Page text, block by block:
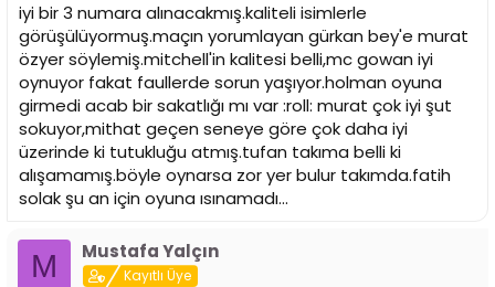
iyi bir 3 numara alınacakmış.kaliteli isimlerle
görüşülüyormuş.maçın yorumlayan gürkan bey'e murat
özyer söylemiş.mitchell'in kalitesi belli,mc gowan iyi
oynuyor fakat faullerde sorun yaşıyor.holman oyuna
girmedi acab bir sakatlığı mı var :roll: murat çok iyi şut
sokuyor,mithat geçen seneye göre çok daha iyi
üzerinde ki tutukluğu atmış.tufan takıma belli ki
alışamamış.böyle oynarsa zor yer bulur takımda.fatih
solak şu an için oyuna ısınamadı...
M Mustafa Yalçın
Kayıtlı Üye